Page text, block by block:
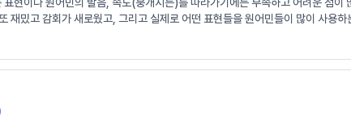
재밌고 감회가 새로웠고, 그리고 실제로 어떤 표현들을 원어민들이 많이 사용